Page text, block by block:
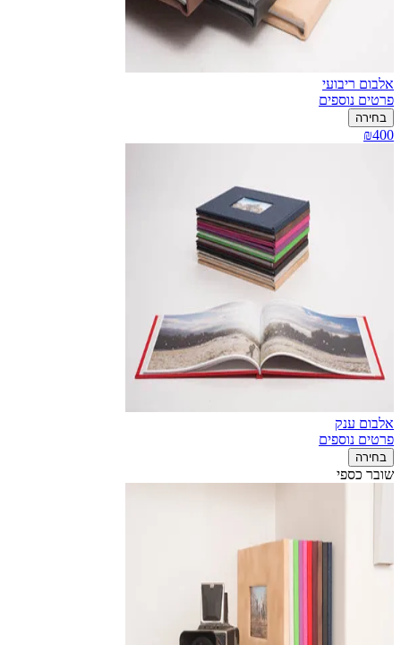
אלבום ריבועי
פרטים נוספים
בחירה
₪400
אלבום ענק
פרטים נוספים
בחירה
שובר כספי